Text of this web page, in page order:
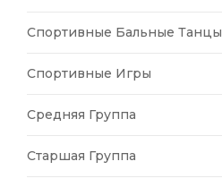
Спортивные Бальные Танцы
Спортивные Игры
Средняя Группа
Старшая Группа